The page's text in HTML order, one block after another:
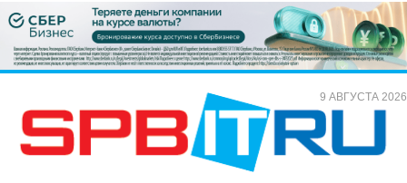
9 АВГУСТА 2026